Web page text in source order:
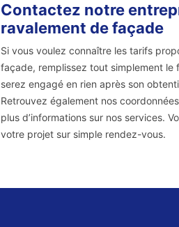
Contactez notre
ravalement de façade
Si vous voulez connaître les tarifs
façade, remplissez tout simplement le
serez engagé en rien après son
Retrouvez également nos
plus d’informations sur nos services.
votre projet sur simple rendez-vous.